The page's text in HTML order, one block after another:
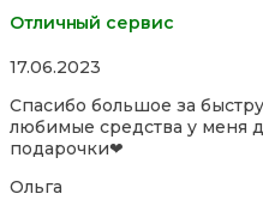
Отличный сервис
Rated
out
of
5
17.06.2023
Спасибо большое за
любимые средства у меня
подарочки❤
Ольга